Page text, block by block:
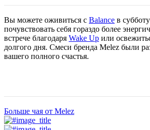
Вы можете оживиться с Balance в
почувствовать себя гораздо более
встрече благодаря Wake Up или
долгого дня. Смеси бренда Melez были
вашего полного счастья.
Больше чая от Melez